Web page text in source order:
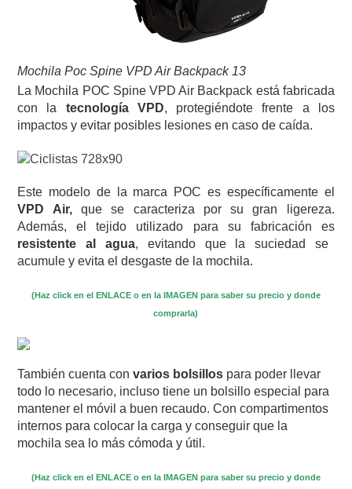
Mochila Poc Spine VPD Air Backpack 13
La Mochila POC Spine VPD Air Backpack está fabricada
con la tecnología VPD, protegiéndote frente a los
impactos y evitar posibles lesiones en caso de caída.
Este modelo de la marca POC es específicamente el
VPD Air,que se caracteriza por su gran ligereza.
Además, el tejido utilizado para su fabricación es
resistente al agua, evitando que la suciedad se
acumule y evita el desgaste de la mochila.
(Haz click en el ENLACE o en la IMAGEN para saber su precio y donde
comprarla)
También cuenta convarios bolsillos para poder llevar
todo lo necesario, incluso tiene un bolsillo especial para
mantener el móvil a buen recaudo. Con compartimentos
internos para colocar la carga y conseguir que la
mochila sea lo más cómoda y útil.
(Haz click en el ENLACE o en la IMAGEN para saber su precio y donde